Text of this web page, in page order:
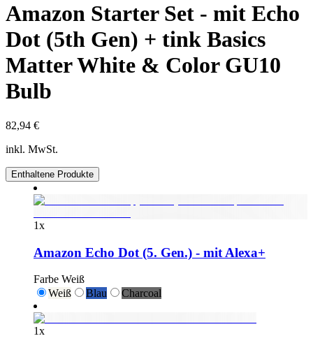
Amazon Starter Set - mit Echo
Dot (5th Gen) + tink Basics
Matter White & Color GU10
Bulb
82,94 €
inkl. MwSt.
Enthaltene Produkte
1x
Amazon Echo Dot (5. Gen.) - mit Alexa+
Farbe Weiß
Weiß
Blau Charcoal
1x